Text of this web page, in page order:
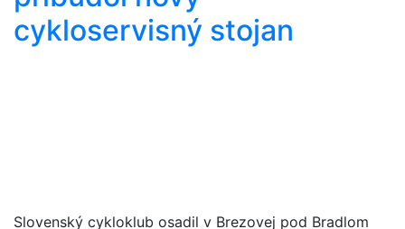
cykloservisný stojan
Slovenský cykloklub osadil v Brezovej pod Bradlom